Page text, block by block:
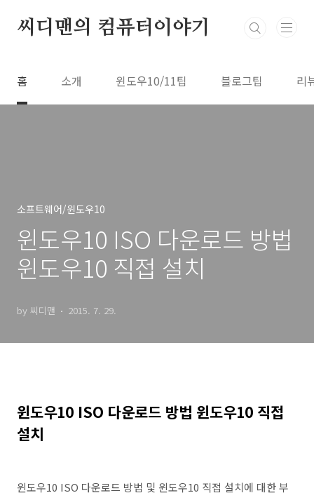
씨디맨의 컴퓨터이야기
홈 소개 윈도우10/11팁 블로그팁 리
소프트웨어/윈도우10
윈도우10 ISO 다운로드 방법
윈도우10 직접 설치
by 씨디맨 2015. 7. 29.
윈도우10 ISO 다운로드 방법 윈도우10 직접
설치
윈도우10 ISO 다운로드 방법 및 윈도우10 직접 설치에 대한 부